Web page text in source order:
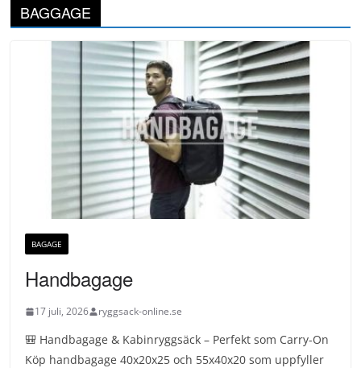
BAGGAGE
BAGAGE
Handbagage
17 juli, 2026 ryggsack-online.se
🎒 Handbagage & Kabinryggsäck – Perfekt som Carry-On
Köp handbagage 40x20x25 och 55x40x20 som uppfyller